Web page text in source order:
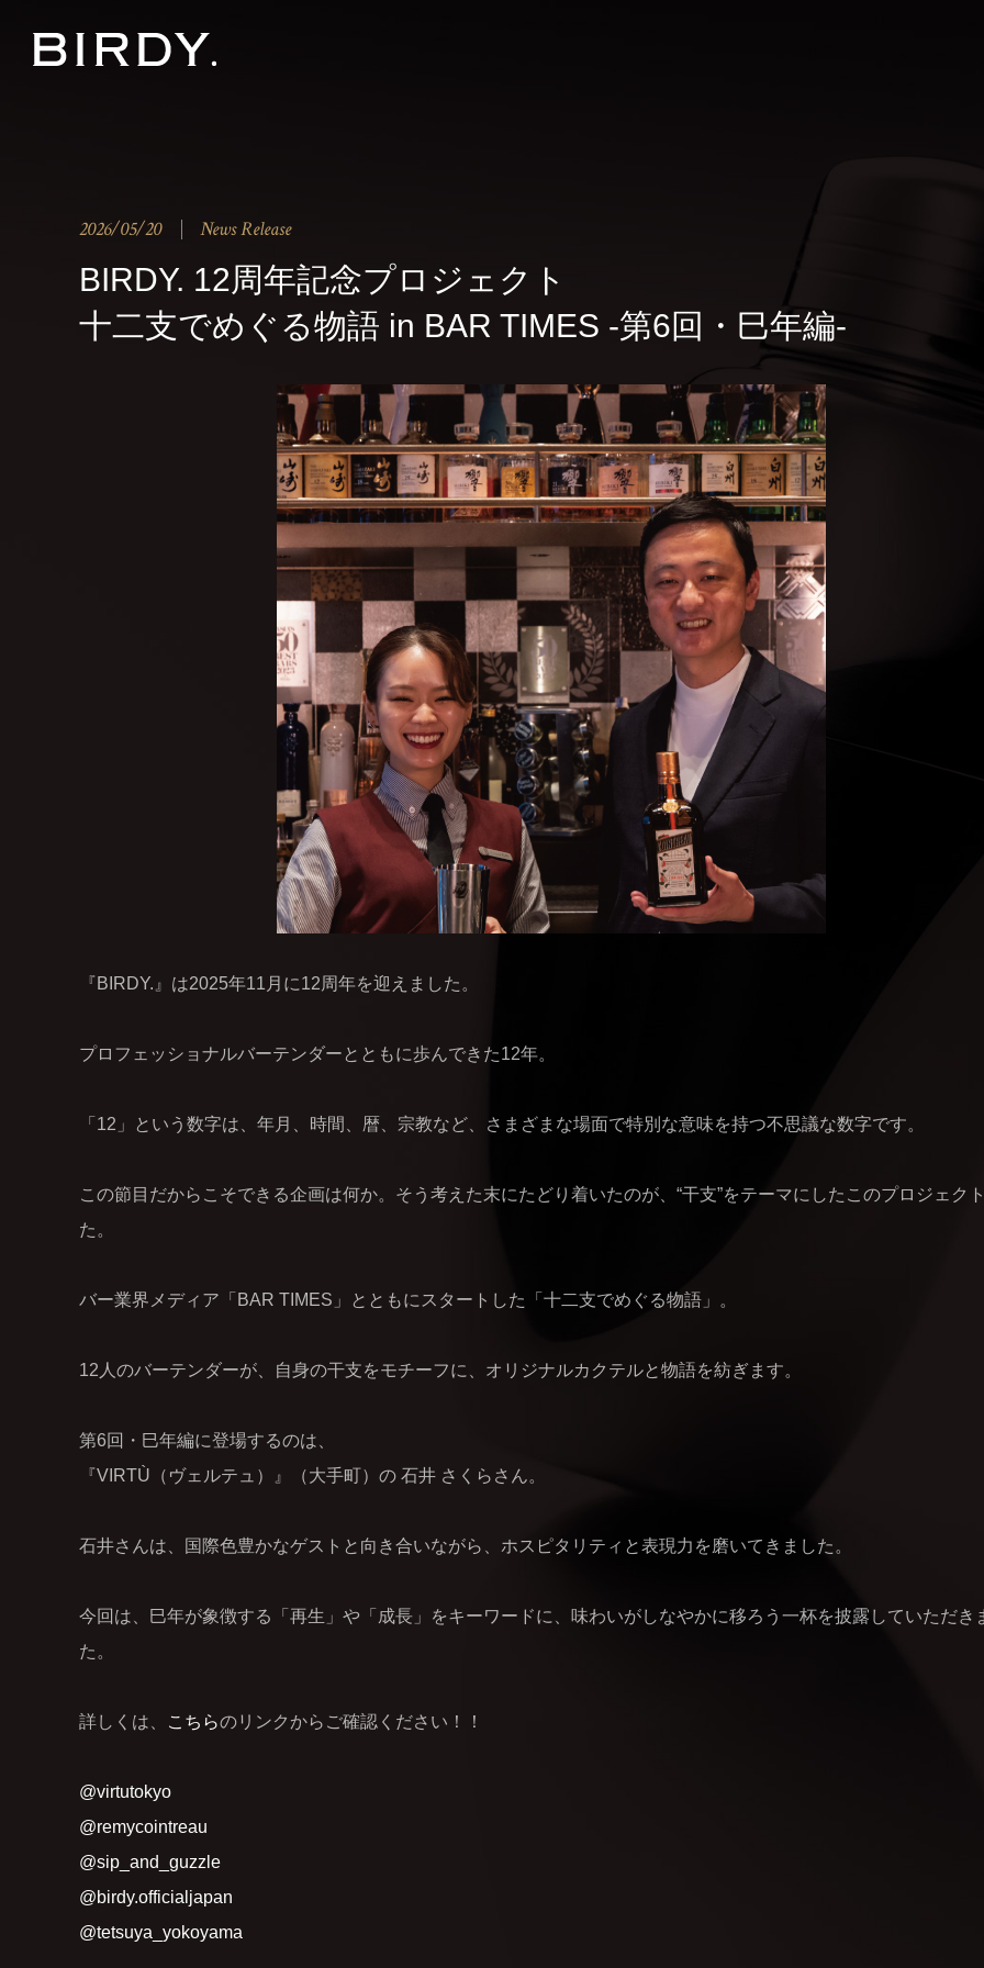
2026/05/20 News Release
BIRDY. 12周年記念プロジェクト
十二支でめぐる物語 in BAR TIMES -第6回・巳年編-
『BIRDY.』は2025年11月に12周年を迎えました。
プロフェッショナルバーテンダーとともに歩んできた12年。
「12」という数字は、年月、時間、暦、宗教など、さまざまな場面で特別な意味を持つ不思議な数字です。
この節目だからこそできる企画は何か。そう考えた末にたどり着いたのが、“干支”をテーマにしたこのプロジェク
た。
バー業界メディア「BAR TIMES」とともにスタートした「十二支でめぐる物語」。
12人のバーテンダーが、自身の干支をモチーフに、オリジナルカクテルと物語を紡ぎます。
第6回・巳年編に登場するのは、
『VIRTÙ（ヴェルテュ）』（大手町）の 石井 さくらさん。
石井さんは、国際色豊かなゲストと向き合いながら、ホスピタリティと表現力を磨いてきました。
今回は、巳年が象徴する「再生」や「成長」をキーワードに、味わいがしなやかに移ろう一杯を披露していただき
た。
詳しくは、 こちらのリンクからご確認ください！！
@virtutokyo
@remycointreau
@sip_and_guzzle
@birdy.officialjapan
@tetsuya_yokoyama